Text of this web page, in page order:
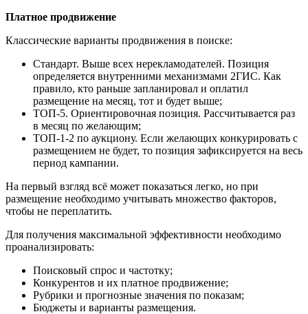
Платное продвижение
Классические варианты продвижения в поиске:
Стандарт. Выше всех нерекламодателей. Позиция
определяется внутренними механизмами 2ГИС. Как
правило, кто раньше запланировал и оплатил
размещение на месяц, тот и будет выше;
ТОП-5. Ориентировочная позиция. Рассчитывается раз
в месяц по желающим;
ТОП-1-2 по аукциону. Если желающих конкурировать с
размещением не будет, то позиция зафиксируется на весь
период кампании.
На первый взгляд всё может показаться легко, но при
размещение необходимо учитывать множество факторов,
чтобы не переплатить.
Для получения максимальной эффективности необходимо
проанализировать:
Поисковый спрос и частотку;
Конкурентов и их платное продвижение;
Рубрики и прогнозные значения по показам;
Бюджеты и варианты размещения.